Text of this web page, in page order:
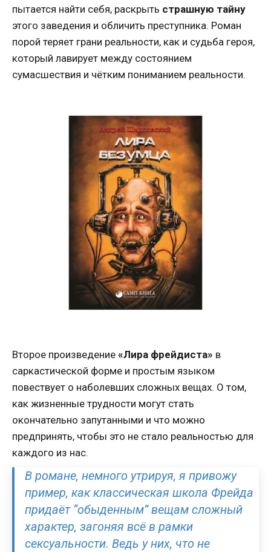
пытается найти себя, раскрыть страшную тайну
этого заведения и обличить преступника. Роман
порой теряет грани реальности, как и судьба героя,
который лавирует между состоянием
сумасшествия и чётким пониманием реальности.
Второе произведение «Лира фрейдиста» в
саркастической форме и простым языком
повествует о наболевших сложных вещах. О том,
как жизненные трудности могут стать
окончательно запутанными и что можно
предпринять, чтобы это не стало реальностью для
каждого из нас.
В романе, немного утрируя, я привожу
пример, как классическая школа Фрейда
придаёт “обыденным” вещам сложный
характер, загоняя всё в рамки
сексуальности. Ведь у них, что не